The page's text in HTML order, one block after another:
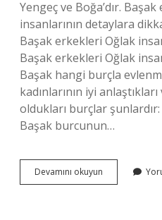
Yengeç ve Boğa’dır.
insanlarının detaylara
Başak erkekleri Oğlak
Başak erkekleri Oğlak
Başak hangi burçla
kadınlarının iyi
oldukları burçlar
Başak burcunun…
Devamını okuyun
Burcu